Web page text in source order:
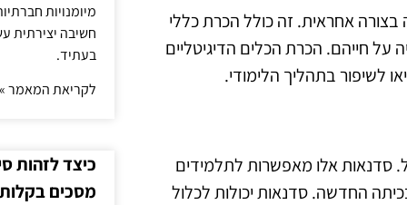
אחראית. זה כולל הכרת כללי
חייהם. הכרת הכלים הדיגיטליים
לשיפור בתהליך הלימודי.
סדנאות אלו מאפשרות לתלמידים
החדשה. סדנאות יכולות לכלול
מיומנויות
חשיבה יצירתית
בעתיד.
לקריאת המאמר »
כיצד לזהות
מסכים בקלות